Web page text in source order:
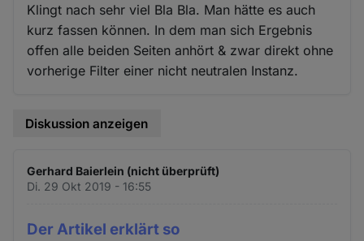
Klingt nach sehr viel Bla Bla. Man hätte es auch
kurz fassen können. In dem man sich Ergebnis
offen alle beiden Seiten anhört & zwar direkt ohne
vorherige Filter einer nicht neutralen Instanz.
Diskussion anzeigen
Gerhard Baierlein (nicht überprüft)
Di. 29 Okt 2019 - 16:55
Der Artikel erklärt so